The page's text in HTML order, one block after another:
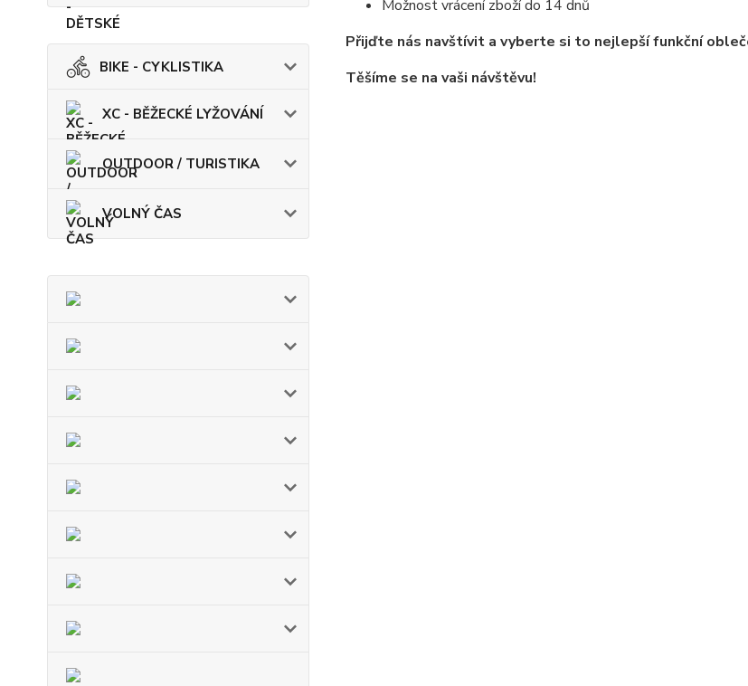
BIKE - CYKLISTIKA
XC - BĚŽECKÉ LYŽOVÁNÍ
OUTDOOR / TURISTIKA
VOLNÝ ČAS
Možnost vrácení zboží do 14 dnů
Přijďte nás navštívit a vyberte si to nejlepší funkční
Těšíme se na vaši návštěvu!